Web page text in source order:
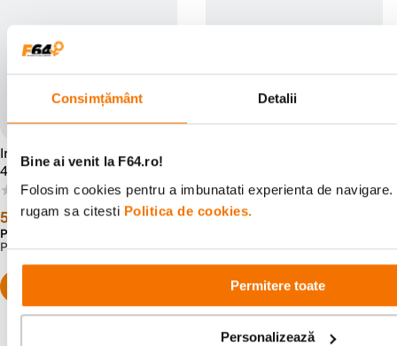
Consimțământ Detalii
Bine ai venit la F64.ro!
Folosim cookies pentru a imbunatati experienta de
rugam sa citesti Politica de cookies.
Permitere toate
Personalizează
Irix Revo Filtru UV Protect
49mm
(0)
59 99 lei
Preț anterior:
PRP:97 lei
(0)
5999 lei